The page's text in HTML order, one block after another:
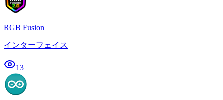
RGB Fusion
インターフェイス
13